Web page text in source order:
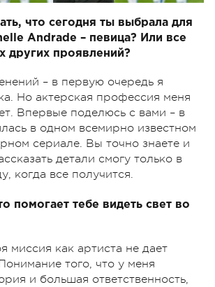
что сегодня ты выбрала для
Andrade – певица? Или все
других проявлений?
– в первую очередь я
Но актерская профессия меня
Впервые поделюсь с вами – в
в одном всемирно известном
сериале. Вы точно знаете и
детали смогу только в
когда все получится.
помогает тебе видеть свет во
миссия как артиста не дает
того, что у меня
и большая ответственность,